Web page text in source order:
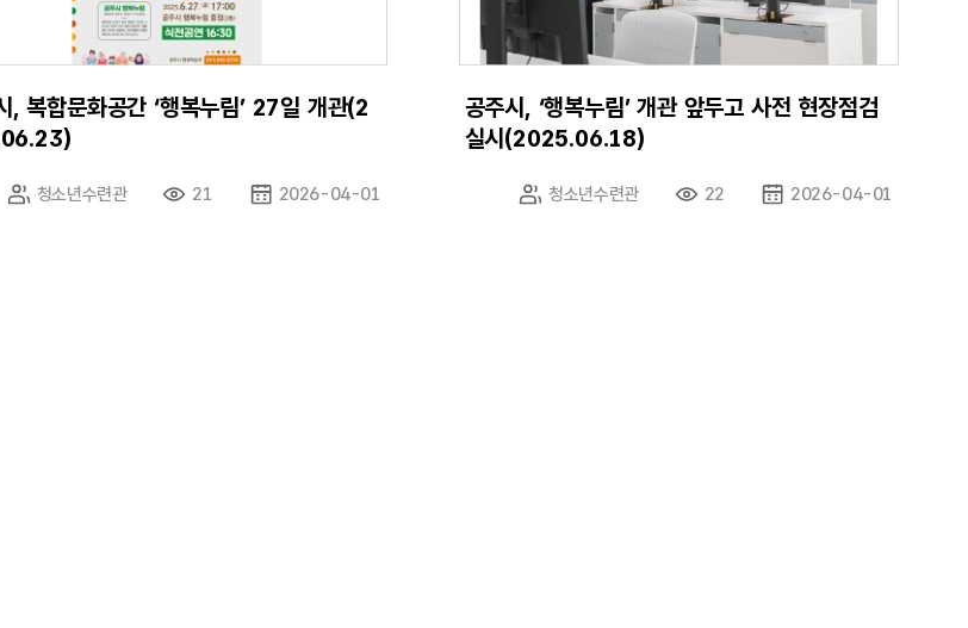
, 복합문화공간 ‘행복누림’ 27일 개관(2
청소년수련관 21 2026-04-01
공주시, ‘행복누림’ 개관 앞두고 사전 현장점검
실시(2025.06.18)
청소년수련관 22 2026-04-01